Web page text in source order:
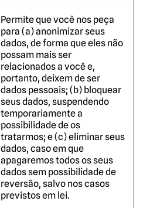
Permite que você nos peça
para (a) anonimizar seus
dados, de forma que eles não
possam mais ser
relacionados a você e,
portanto, deixem de ser
dados pessoais; (b) bloquear
seus dados, suspendendo
temporariamente a
possibilidade de os
tratarmos; e (c) eliminar seus
dados, caso em que
apagaremos todos os seus
dados sem possibilidade de
reversão, salvo nos casos
previstos em lei.